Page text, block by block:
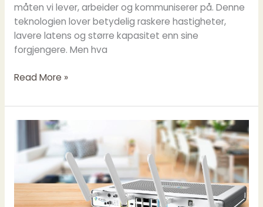
måten vi lever, arbeider og kommuniserer på. Denne
teknologien lover betydelig raskere hastigheter,
lavere latens og større kapasitet enn sine
forgjengere. Men hva
Read More »
SmartFiber